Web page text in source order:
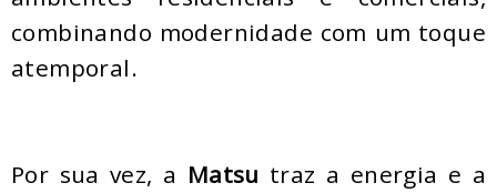
combinando modernidade com um toque
atemporal.
Por sua vez, a Matsu traz a energia e a